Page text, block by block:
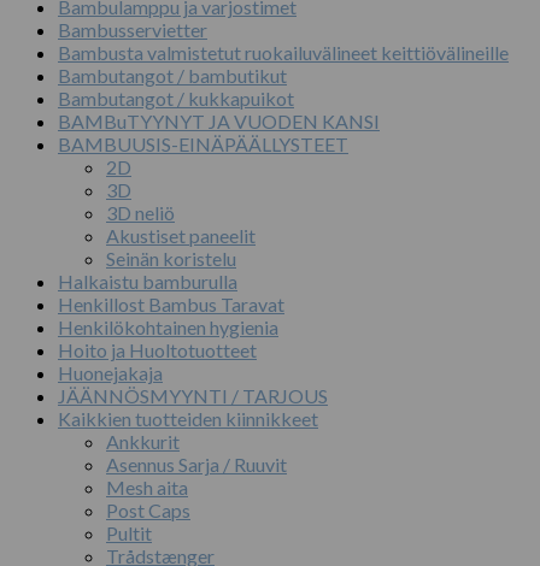
Bambulamppu ja varjostimet
Bambusservietter
Bambusta valmistetut ruokailuvälineet keittiövälineille
Bambutangot / bambutikut
Bambutangot / kukkapuikot
BAMBuTYYNYT JA VUODEN KANSI
BAMBUUSIS-EINÄPÄÄLLYSTEET
2D
3D
3D neliö
Akustiset paneelit
Seinän koristelu
Halkaistu bamburulla
Henkillost Bambus Taravat
Henkilökohtainen hygienia
Hoito ja Huoltotuotteet
Huonejakaja
JÄÄNNÖSMYYNTI / TARJOUS
Kaikkien tuotteiden kiinnikkeet
Ankkurit
Asennus Sarja / Ruuvit
Mesh aita
Post Caps
Pultit
Trådstænger